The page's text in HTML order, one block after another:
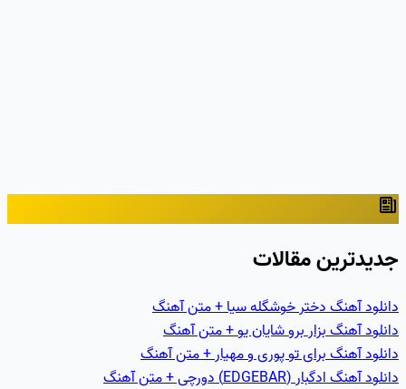
جدیدترین مقالات
دانلود آهنگ دختر خوشگله سیا + متن آهنگ
دانلود آهنگ بزار برو شایان یو + متن آهنگ
دانلود آهنگ برای تو پوری و مهیار + متن آهنگ
دانلود آهنگ ادگبار (EDGEBAR) دورچی + متن آهنگ